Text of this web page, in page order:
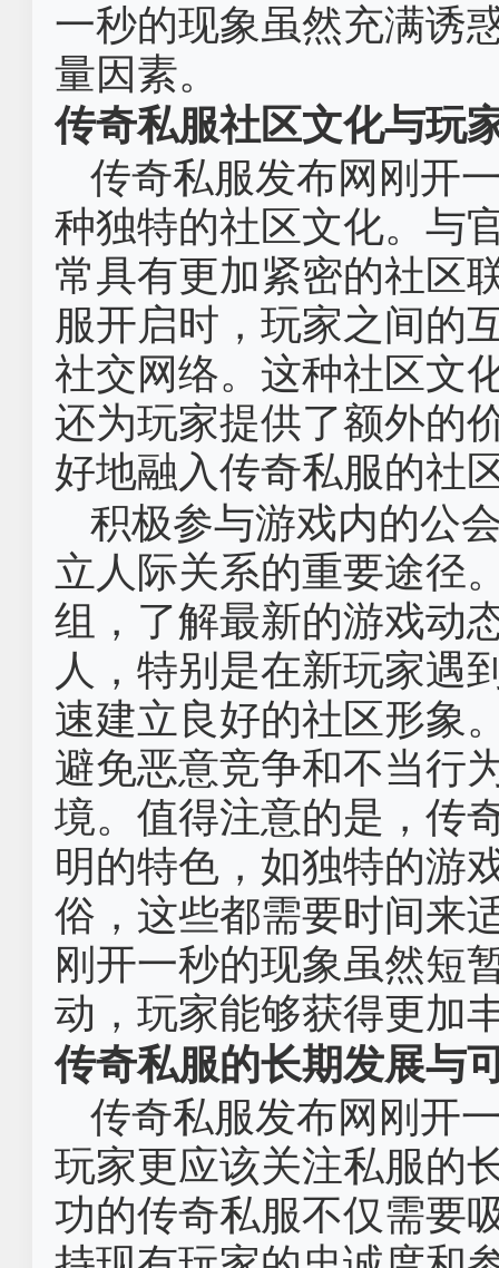
一秒的现象虽然充满诱
量因素。
传奇私服社区文化与玩
传奇私服发布网刚开
种独特的社区文化。与
常具有更加紧密的社区
服开启时，玩家之间的
社交网络。这种社区文
还为玩家提供了额外的
好地融入传奇私服的社
积极参与游戏内的公
立人际关系的重要途径
组，了解最新的游戏动
人，特别是在新玩家遇
速建立良好的社区形象
避免恶意竞争和不当行
境。值得注意的是，传
明的特色，如独特的游
俗，这些都需要时间来
刚开一秒的现象虽然短
动，玩家能够获得更加
传奇私服的长期发展与
传奇私服发布网刚开
玩家更应该关注私服的
功的传奇私服不仅需要